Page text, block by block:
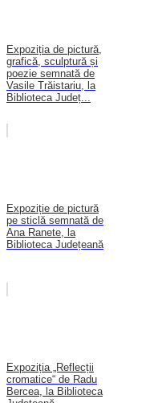
Expoziția de pictură,
grafică, sculptură și
poezie semnată de
Vasile Trăistariu, la
Biblioteca Județ...
Expoziție de pictură
pe sticlă semnată de
Ana Ranete, la
Biblioteca Județeană
Expoziția „Reflecții
cromatice“ de Radu
Bercea, la Biblioteca